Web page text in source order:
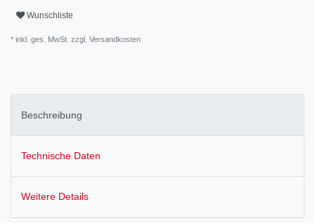
Wunschliste
* inkl. ges. MwSt. zzgl. Versandkosten
Beschreibung
Technische Daten
Weitere Details